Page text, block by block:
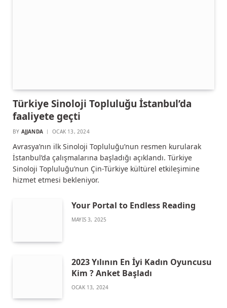
Türkiye Sinoloji Topluluğu İstanbul’da
faaliyete geçti
BY AJJANDA OCAK 13, 2024
Avrasya’nın ilk Sinoloji Topluluğu’nun resmen kurularak
İstanbul’da çalışmalarına başladığı açıklandı. Türkiye
Sinoloji Topluluğu’nun Çin-Türkiye kültürel etkileşimine
hizmet etmesi bekleniyor.
Your Portal to Endless Reading
MAYIS 3, 2025
2023 Yılının En İyi Kadın Oyuncusu
Kim ? Anket Başladı
OCAK 13, 2024